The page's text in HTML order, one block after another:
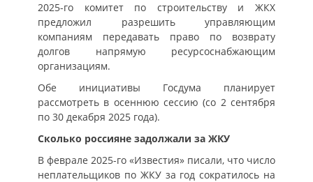
2025-го комитет по строительству и ЖКХ
предложил разрешить управляющим
компаниям передавать право по возврату
долгов напрямую ресурсоснабжающим
организациям.
Обе инициативы Госдума планирует
рассмотреть в осеннюю сессию (со 2 сентября
по 30 декабря 2025 года).
Сколько россияне задолжали за ЖКУ
В феврале 2025-го «Известия» писали, что число
неплательщиков по ЖКУ за год сократилось на